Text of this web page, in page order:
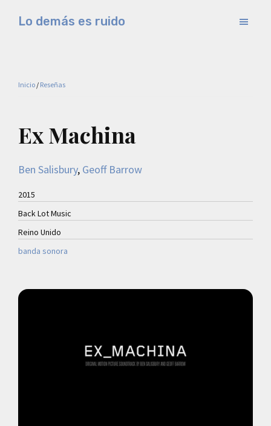
lateral
Lo demás es ruido
experimental
Inicio / Reseñas
Ex Machina
Ben Salisbury, Geoff Barrow
2015
Back Lot Music
Reino Unido
banda sonora